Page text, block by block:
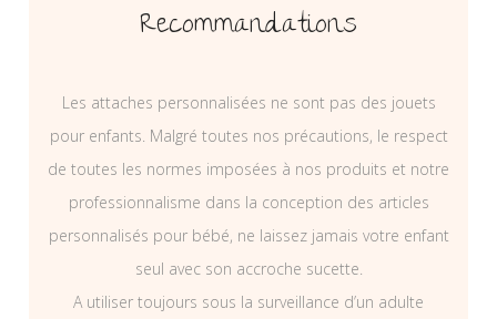
Recommandations
Les attaches personnalisées ne sont pas des jouets
pour enfants. Malgré toutes nos précautions, le respect
de toutes les normes imposées à nos produits et notre
professionnalisme dans la conception des articles
personnalisés pour bébé, ne laissez jamais votre enfant
seul avec son accroche sucette.
A utiliser toujours sous la surveillance d’un adulte